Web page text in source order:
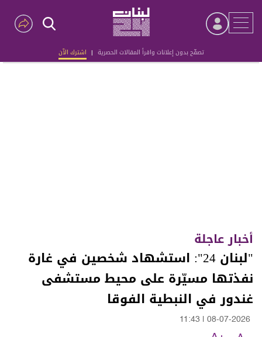
تصفّح بدون إعلانات واقرأ المقالات الحصرية | اشترك الآن
Advertisement
أخبار عاجلة
"لبنان 24": استشهاد شخصين في غارة
نفذتها مسيّرة على محيط مستشفى
غندور في النبطية الفوقا
08-07-2026
11:43